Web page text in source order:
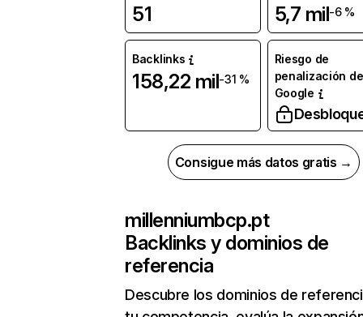
51 5,7 mil-6 %
Backlinks
158,22 mil-31 %
Riesgo de
penalización de
Google
Consigue más datos gratis →
millenniumbcp.pt
Backlinks y dominios de
referencia
Descubre los dominios de